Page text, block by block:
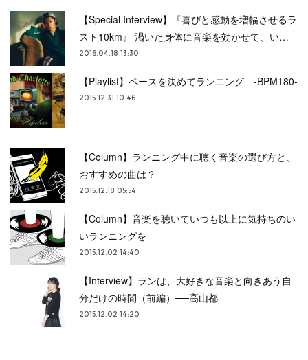
【Special Interview】『喜びと感動を増幅させるラ
スト10km』 渇いた身体に音楽を効かせて、い…
2016.04.18 13:30
【Playlist】ペースを決めてランニング -BPM180-
2015.12.31 10:46
【Column】ランニング中に聴く音楽の選び方と、
おすすめの曲は？
2015.12.18 05:54
【Column】音楽を聴いていつも以上に気持ちのい
いランニングを
2015.12.02 14:40
【Interview】ランは、大好きな音楽と向きあう自
分だけの時間（前編）──高山都
2015.12.02 14:20